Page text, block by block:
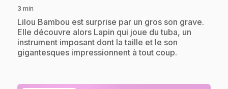
3 min
.Lilou Bambou est surprise par un gros son grave.
Elle découvre alors Lapin qui joue du tuba, un
instrument imposant dont la taille et le son
gigantesques impressionnent à tout coup.